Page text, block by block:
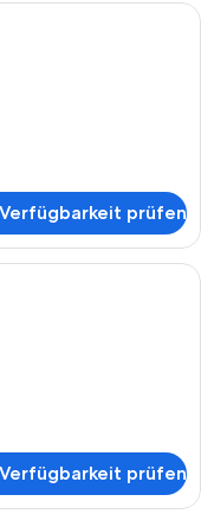
1 King-Bett (Reimagined) |
prüfen
Bettwaren, Tempur-
prüfen